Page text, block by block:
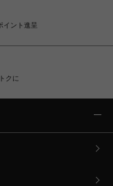
イント進呈
クに